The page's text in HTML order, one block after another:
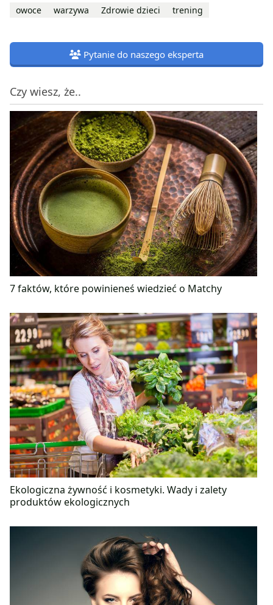
owoce warzywa Zdrowie dzieci trening
Pytanie do naszego eksperta
Czy wiesz, że..
7 faktów, które powinieneś wiedzieć o Matchy
Ekologiczna żywność i kosmetyki. Wady i zalety
produktów ekologicznych